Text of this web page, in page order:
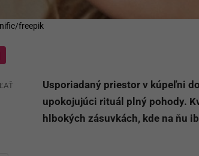
freepik
Usporiadaný priestor v kúpeľni
upokojujúci rituál plný pohody.
hlbokých zásuvkách, kde na ňu